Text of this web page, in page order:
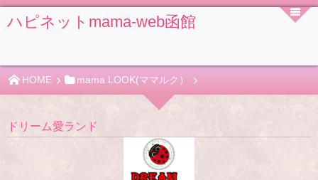
ハピネットmama-web函館
HOME mama LOOK(ママルク）
ドリーム愛ランド